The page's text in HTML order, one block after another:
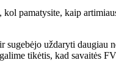
pamatysite, kaip
uždaryti
tikėtis, kad savaitės